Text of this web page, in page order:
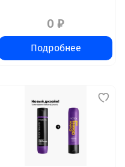
0 ₽
Подробнее